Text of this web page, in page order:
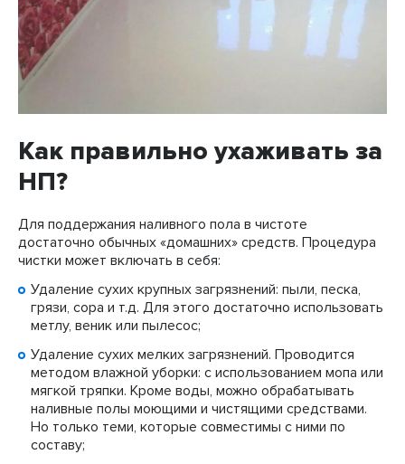
Как правильно ухаживать за
НП?
Для поддержания наливного пола в чистоте
достаточно обычных «домашних» средств. Процедура
чистки может включать в себя:
Удаление сухих крупных загрязнений: пыли, песка,
грязи, сора и т.д. Для этого достаточно использовать
метлу, веник или пылесос;
Удаление сухих мелких загрязнений. Проводится
методом влажной уборки: с использованием мопа или
мягкой тряпки. Кроме воды, можно обрабатывать
наливные полы моющими и чистящими средствами.
Но только теми, которые совместимы с ними по
составу;